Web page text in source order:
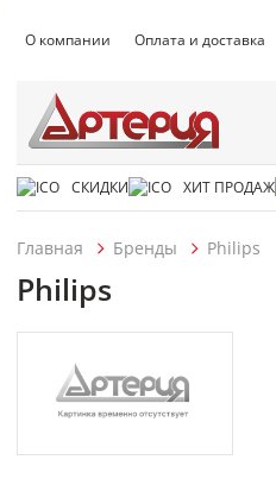
О компании Оплата и доставка
СКИДКИ ХИТ ПРОДАЖ
Главная Бренды Philips
Philips